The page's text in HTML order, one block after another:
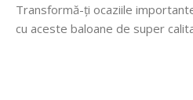
Transformă-ți ocaziile
cu aceste baloane de super